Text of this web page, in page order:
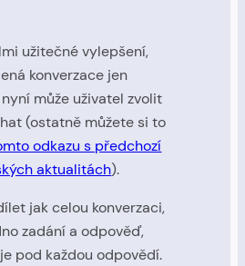
užitečné vylepšení,
konverzace jen
může uživatel zvolit
(ostatně můžete si to
odkazu s předchozí
aktualitách).
jak celou konverzaci,
zadání a odpověď,
pod každou odpovědí.